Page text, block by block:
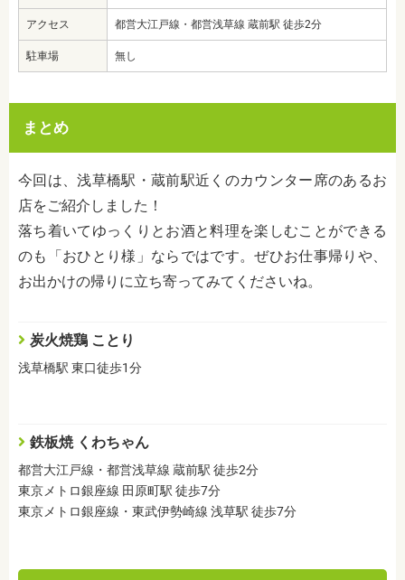
アクセス 都営大江戸線・都営浅草線 蔵前駅 徒歩2分
駐車場 無し
まとめ
今回は、浅草橋駅・蔵前駅近くのカウンター席のあるお
店をご紹介しました！
落ち着いてゆっくりとお酒と料理を楽しむことができる
のも「おひとり様」ならではです。ぜひお仕事帰りや、
お出かけの帰りに立ち寄ってみてくださいね。
炭火焼鶏 ことり
浅草橋駅 東口徒歩1分
鉄板焼 くわちゃん
都営大江戸線・都営浅草線 蔵前駅 徒歩2分
東京メトロ銀座線 田原町駅 徒歩7分
東京メトロ銀座線・東武伊勢崎線 浅草駅 徒歩7分